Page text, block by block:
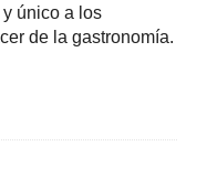
único a los
de la gastronomía.